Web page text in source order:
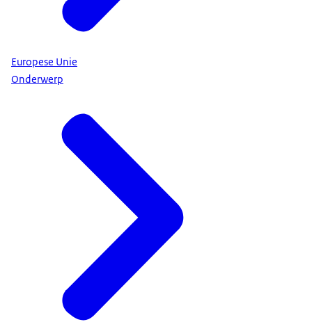
Europese Unie
Onderwerp